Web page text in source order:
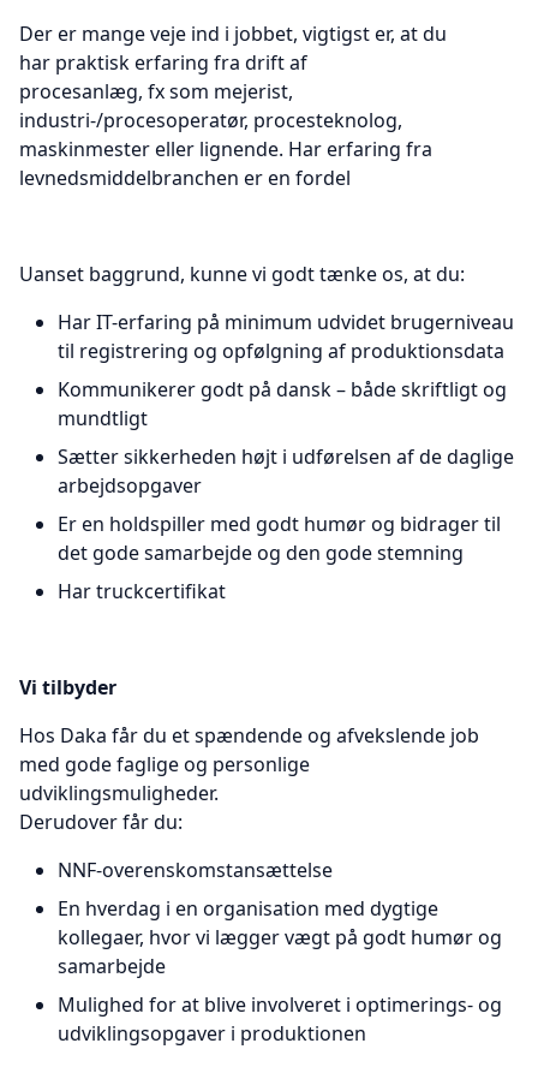
Der er mange veje ind i jobbet, vigtigst er, at du
har praktisk erfaring fra drift af
procesanlæg, fx som mejerist,
industri-/procesoperatør, procesteknolog,
maskinmester eller lignende. Har erfaring fra
levnedsmiddelbranchen er en fordel
Uanset baggrund, kunne vi godt tænke os, at du:
Har IT-erfaring på minimum udvidet brugerniveau
til registrering og opfølgning af produktionsdata
Kommunikerer godt på dansk – både skriftligt og
mundtligt
Sætter sikkerheden højt i udførelsen af de daglige
arbejdsopgaver
Er en holdspiller med godt humør og bidrager til
det gode samarbejde og den gode stemning
Har truckcertifikat
Vi tilbyder
Hos Daka får du et spændende og afvekslende job
med gode faglige og personlige
udviklingsmuligheder.
Derudover får du:
NNF-overenskomstansættelse
En hverdag i en organisation med dygtige
kollegaer, hvor vi lægger vægt på godt humør og
samarbejde
Mulighed for at blive involveret i optimerings- og
udviklingsopgaver i produktionen